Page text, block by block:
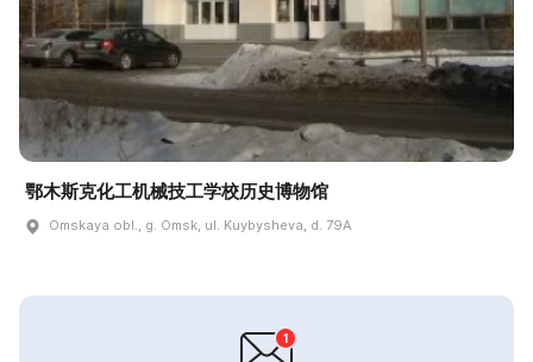
鄂木斯克化工机械技工学校历史博物馆
Omskaya obl., g. Omsk, ul. Kuybysheva, d. 79A